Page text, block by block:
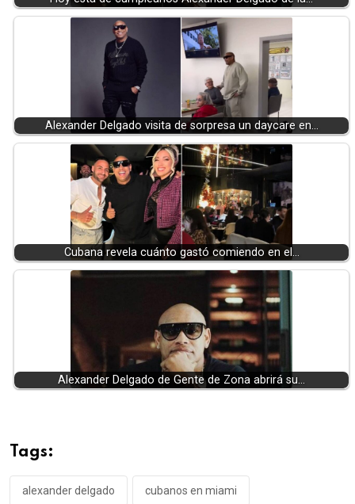
Alexander Delgado visita de sorpresa un daycare en…
Cubana revela cuánto gastó comiendo en el…
Alexander Delgado de Gente de Zona abrirá su…
Tags:
alexander delgado cubanos en miami